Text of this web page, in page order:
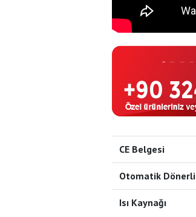
CE Belgesi
Otomatik Dönerli
Isı Kaynağı